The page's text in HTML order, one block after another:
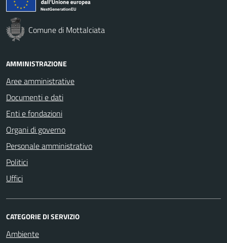
Comune di Mottalciata
AMMINISTRAZIONE
Aree amministrative
Documenti e dati
Enti e fondazioni
Organi di governo
Personale amministrativo
Politici
Uffici
CATEGORIE DI SERVIZIO
Ambiente